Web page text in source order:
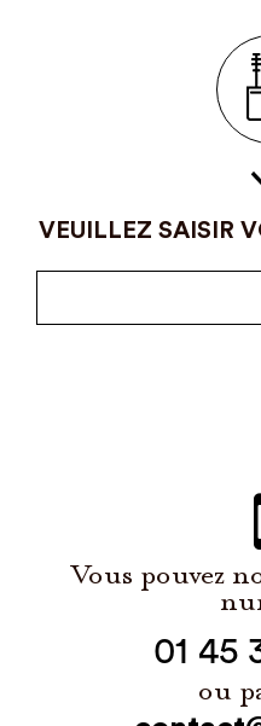
VEUILLEZ SAISIR
Vous pouvez
01 45
ou